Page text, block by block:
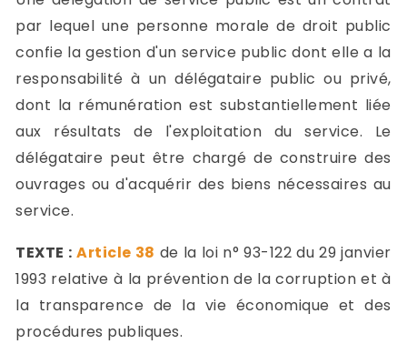
par lequel une personne morale de droit public
confie la gestion d'un service public dont elle a la
responsabilité à un délégataire public ou privé,
dont la rémunération est substantiellement liée
aux résultats de l'exploitation du service. Le
délégataire peut être chargé de construire des
ouvrages ou d'acquérir des biens nécessaires au
service.
TEXTE : Article 38 de la loi n° 93-122 du 29 janvier
1993 relative à la prévention de la corruption et à
la transparence de la vie économique et des
procédures publiques.